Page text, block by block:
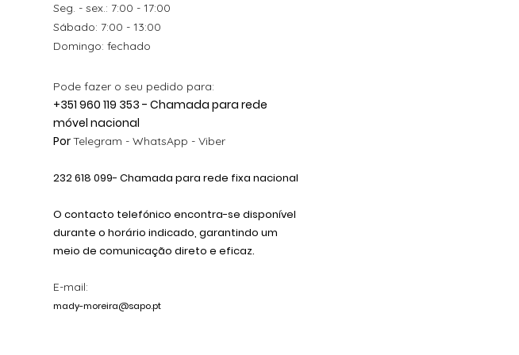
Seg. - sex.: 7:00 - 17:00
​​Sábado: 7:00 - 13:00
​Domingo: fechado
Pode fazer o seu pedido para:
+351 960 119 353 - Chamada para rede
móvel nacional
PorTelegram - WhatsApp - Viber
232 618 099- Chamada para rede fixa nacional
O contacto telefónico encontra-se disponível
durante o horário indicado, garantindo um
meio de comunicação direto e eficaz.
E-mail:
mady-moreira@sapo.pt